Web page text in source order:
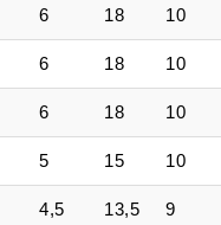
6 18 10
6 18 10
6 18 10
5 15 10
4,5 13,5 9